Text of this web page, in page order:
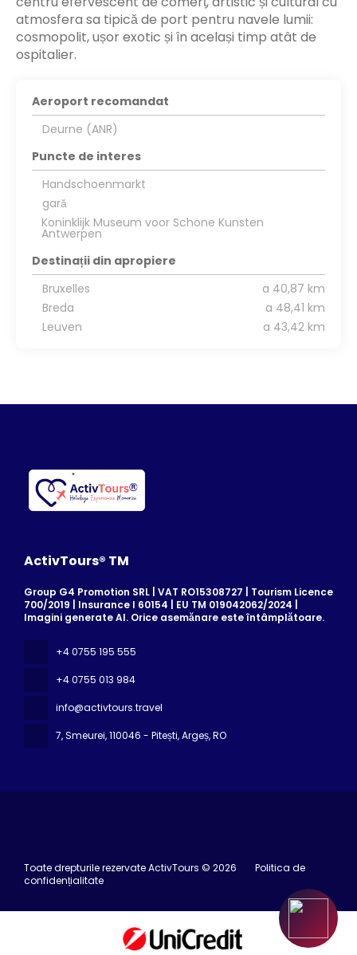
atmosfera sa tipică de port pentru navele lumii:
cosmopolit, ușor exotic și în același timp atât de
ospitalier.
Aeroport recomandat
Deurne (ANR)
Puncte de interes
Handschoenmarkt
gară
Koninklijk Museum voor Schone Kunsten
Antwerpen
Destinații din apropiere
Bruxelles
a 40,87 km
Breda
a 48,41 km
Leuven
a 43,42 km
ActivTours® TM
Group G4 Promotion SRL | VAT RO15308727 | Tourism Licence
700/2019 | Insurance I 60154 | EU TM 019042062/2024 |
Imagini generate AI. Orice asemănare este întâmplătoare.
+4 0755 195 555
+4 0755 013 984
info@activtours.travel
7, Smeurei, 110046 - Pitești, Argeș, RO
Toate drepturile rezervate ActivTours © 2026
Politica de
confidențialitate